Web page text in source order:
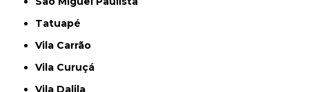
Tatuapé
Vila Carrão
Vila Curuçá
Vila Dalila